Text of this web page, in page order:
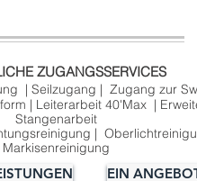
ZUGANGSSERVICES
| Seilzugang | Zugang zur
| Leiterarbeit 40'Max |
Stangenarbeit
|
Markisenreinigung
EIN